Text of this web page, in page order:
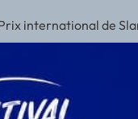
international de